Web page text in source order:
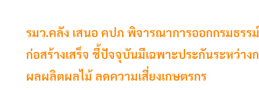
รมว.คลัง เสนอ คปภ พิจารณาการออกกรมธร
ก่อสร้างเสร็จ ชี้ปัจจุบันมีเฉพาะประกันระหว่า
ผลผลิตผลไม้ ลดความเสี่ยงเกษตรกร